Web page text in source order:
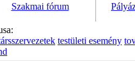
Szakmai fórum
testületi esemény